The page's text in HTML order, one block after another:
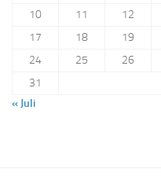
10
11 12
17
18 19
24
25 26
31
« Juli